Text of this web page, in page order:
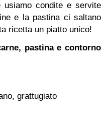
usiamo condite e servite
e la pastina ci saltano
ricetta un piatto unico!
pastina e contorno
grattugiato